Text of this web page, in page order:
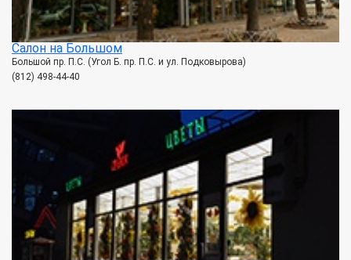
Салон на Большом
Большой пр. П.С. (Угол Б. пр. П.С. и ул. Подковырова)
(812) 498-44-40